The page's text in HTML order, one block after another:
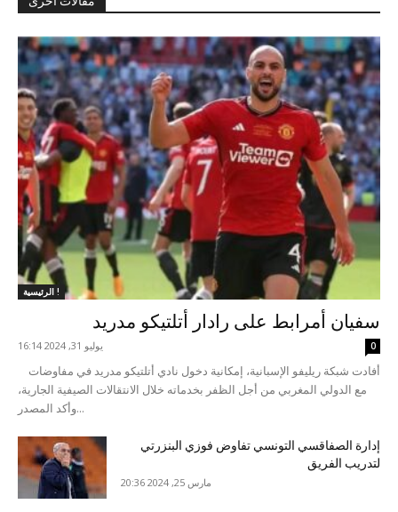
الرئيسية !
سفيان أمرابط على رادار أتلتيكو مدريد
يوليو 31, 2024 16:14 0
مع الدولي المغربي من أجل الظفر بخدماته خلال الانتقالات الصيفية الجارية،
وأكد المصدر...
إدارة الصفاقسي التونسي تفاوض فوزي البنزرتي
لتدريب الفريق
مارس 25, 2024 20:36